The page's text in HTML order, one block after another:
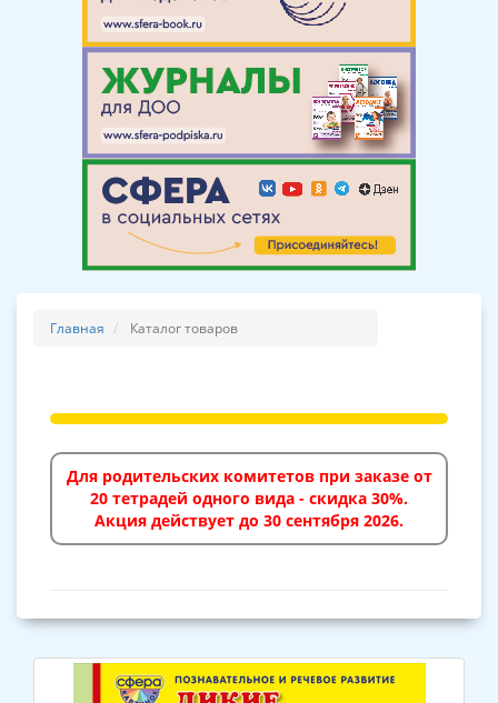
Главная Каталог товаров
Для родительских комитетов при заказе от
20 тетрадей одного вида - скидка 30%.
Акция действует до 30 сентября 2026.